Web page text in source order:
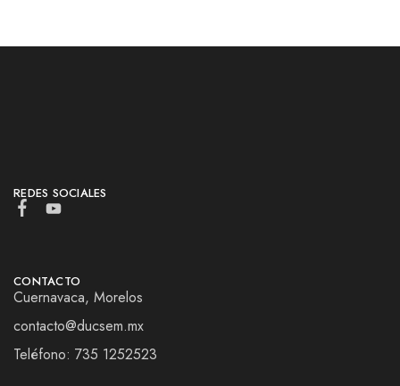
REDES SOCIALES
CONTACTO
Cuernavaca, Morelos
contacto@ducsem.mx
Teléfono: 735 1252523